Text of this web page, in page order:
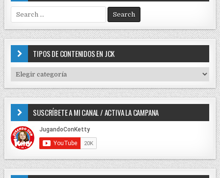
e
a
r
f
r
:
TIPOS DE CONTENIDOS EN JCK
I
P
D
E
C
O
N
T
SUSCRÍBETE A MI CANAL / ACTIVA LA CAMPANA